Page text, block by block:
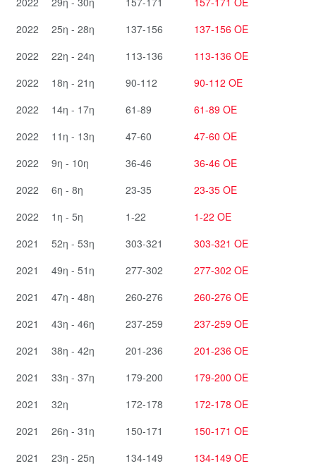
2022
25η - 28η 137-156
137-156 ΟΕ
2022
22η - 24η 113-136
113-136 ΟΕ
2022
18η - 21η 90-112
90-112 ΟΕ
2022
14η - 17η 61-89
61-89 ΟΕ
2022
11η - 13η 47-60
47-60 ΟΕ
2022
9η - 10η 36-46
36-46 ΟΕ
2022
6η - 8η 23-35
23-35 ΟΕ
2022
1η - 5η 1-22
1-22 ΟΕ
2021
52η - 53η 303-321
303-321 ΟΕ
2021
49η - 51η 277-302
277-302 ΟΕ
2021
47η - 48η 260-276
260-276 ΟΕ
2021
43η - 46η 237-259
237-259 ΟΕ
2021
38η - 42η 201-236
201-236 ΟΕ
2021
33η - 37η 179-200
179-200 ΟΕ
2021
32η 172-178
172-178 ΟΕ
2021
26η - 31η 150-171
150-171 ΟΕ
2021
23η - 25η 134-149
134-149 ΟΕ